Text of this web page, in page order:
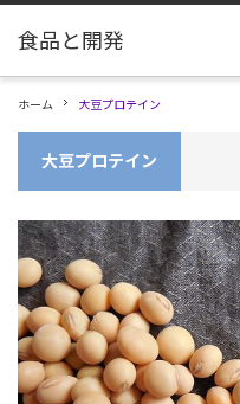
ホーム 大豆プロテイン
大豆プロテイン